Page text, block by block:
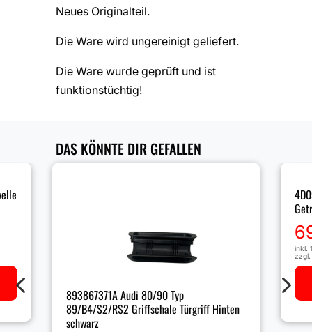
Neues Originalteil.
Die Ware wird ungereinigt geliefert.
Die Ware wurde geprüft und ist
funktionstüchtig!
DAS KÖNNTE DIR GEFALLEN
893867371A Audi 80/90 Typ
89/B4/S2/RS2 Griffschale Türgriff Hinten
schwarz
inkl.
zzgl.
4 5